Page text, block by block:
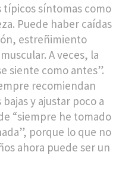
típicos síntomas como
Puede haber caídas
estreñimiento
A veces, la
siente como antes”.
recomiendan
y ajustar poco a
“siempre he tomado
porque lo que no
ahora puede ser un